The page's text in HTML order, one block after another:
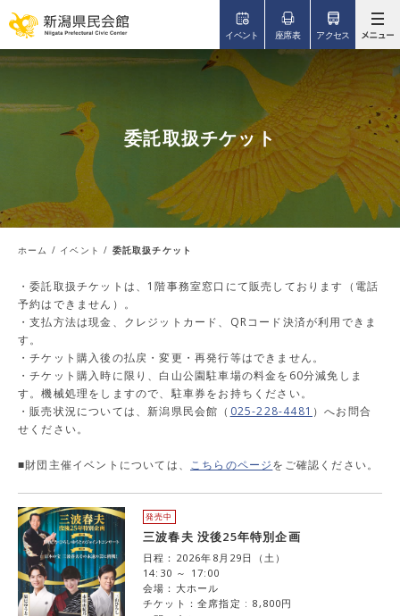
イベント 座席表 アクセス
委託取扱チケット
ホーム / イベント / 委託取扱チケット
・委託取扱チケットは、1階事務室窓口にて販売しております（電話
予約はできません）。
・支払方法は現金、クレジットカード、QRコード決済が利用できま
す。
・チケット購入後の払戻・変更・再発行等はできません。
・チケット購入時に限り、白山公園駐車場の料金を60分減免しま
す。機械処理をしますので、駐車券をお持ちください。
・販売状況については、新潟県民会館（ 025-228-4481 ）へお問合
せください。
■財団主催イベントについては、 こちらのページをご確認ください。
発売中
三波春夫 没後25年特別企画
日程：2026年8月29日（土）
14:30 ～ 17:00
会場：大ホール
チケット：全席指定 : 8,800円